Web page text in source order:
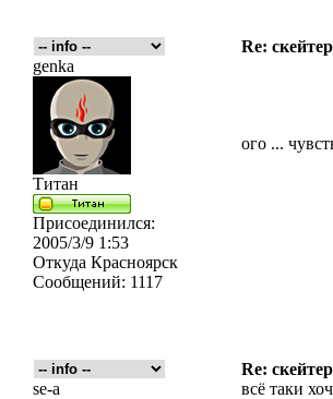
Re: скейтер
genka
Титан
Присоединился:
2005/3/9 1:53
Откуда Красноярск
Сообщений: 1117
ого ...
Re: скейтер
se-a
всё таки